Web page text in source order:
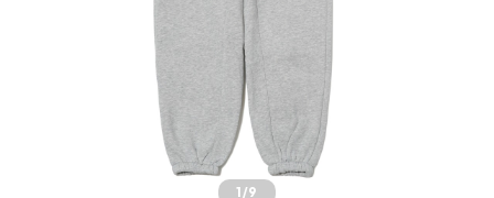
1/9